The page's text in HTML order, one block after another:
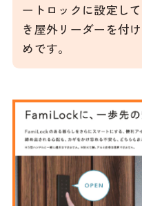
ートロックに設定し
き屋外リーダーを付
めです。